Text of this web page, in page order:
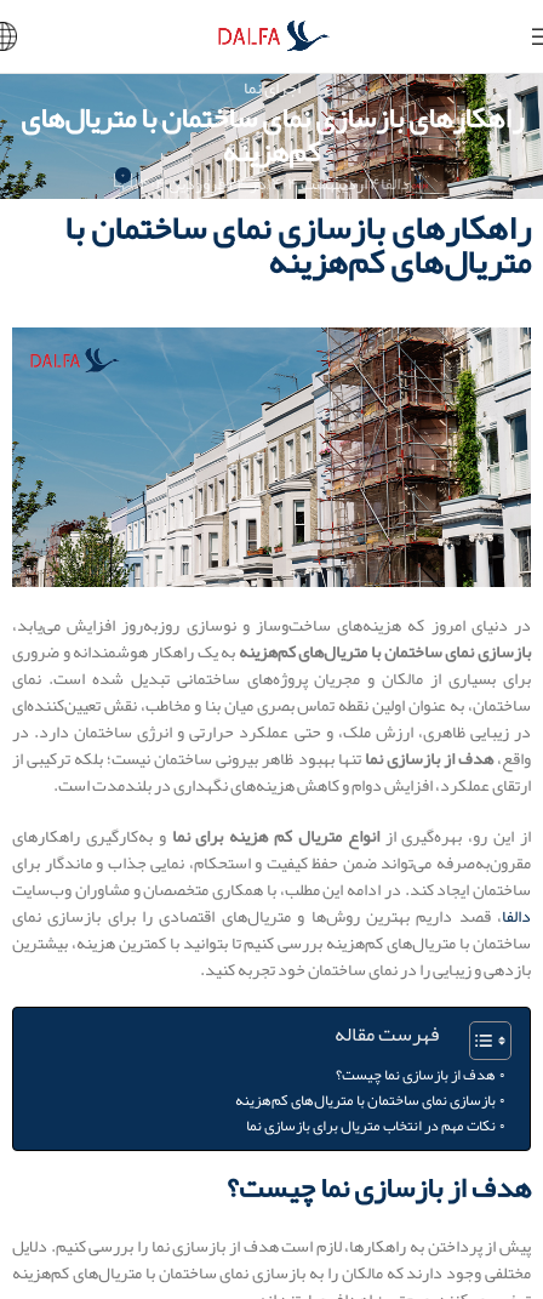
اجرای نما
راهکارهای بازسازی نمای ساختمان با متریال‌های
کم‌هزینه
دالفا۴ اردیبهشت ۱۴۰۴ در ۲۴ فروردین ۱۴۰۴ ۰
راهکارهای بازسازی نمای ساختمان با
متریال‌های کم‌هزینه
در دنیای امروز که هزینه‌های ساخت‌وساز و نوسازی روزبه‌روز افزایش می‌یابد،
بازسازی نمای ساختمان با متریال‌های کم‌هزینهبه یک راهکار هوشمندانه و ضروری
برای بسیاری از مالکان و مجریان پروژه‌های ساختمانی تبدیل شده است. نمای
ساختمان، به عنوان اولین نقطه تماس بصری میان بنا و مخاطب، نقش تعیین‌کننده‌ای
در زیبایی ظاهری، ارزش ملک، و حتی عملکرد حرارتی و انرژی ساختمان دارد. در
واقع،هدف از بازسازی نماتنها بهبود ظاهر بیرونی ساختمان نیست؛ بلکه ترکیبی از
ارتقای عملکرد، افزایش دوام و کاهش هزینه‌های نگهداری در بلندمدت است.
از این رو، بهره‌گیری ازانواع متریال کم هزینه برای نما و به‌کارگیری راهکارهای
مقرون‌به‌صرفه می‌تواند ضمن حفظ کیفیت و استحکام، نمایی جذاب و ماندگار برای
ساختمان ایجاد کند. در ادامه این مطلب، با همکاری متخصصان و مشاوران وب‌سایت
دالفا، قصد داریم بهترین روش‌ها و متریال‌های اقتصادی را برای بازسازی نمای
ساختمان با متریال‌های کم‌هزینه بررسی کنیم تا بتوانید با کمترین هزینه، بیشترین
بازدهی و زیبایی را در نمای ساختمان خود تجربه کنید.
فهرست مقاله
هدف از بازسازی نما چیست؟
بازسازی نمای ساختمان با متریال‌های کم‌هزینه
نکات مهم در انتخاب متریال برای بازسازی نما
هدف از بازسازی نما چیست؟
پیش از پرداختن به راهکارها، لازم است هدف از بازسازی نما را بررسی کنیم. دلایل
مختلفی وجود دارند که مالکان را به بازسازی نمای ساختمان با متریال‌های کم‌هزینه